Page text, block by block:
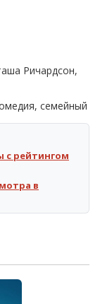
Ричардсон,
семейный
рейтингом
в